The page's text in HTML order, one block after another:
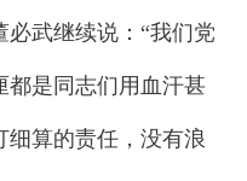
武继续说：“我们党
都是同志们用血汗甚
细算的责任，没有浪